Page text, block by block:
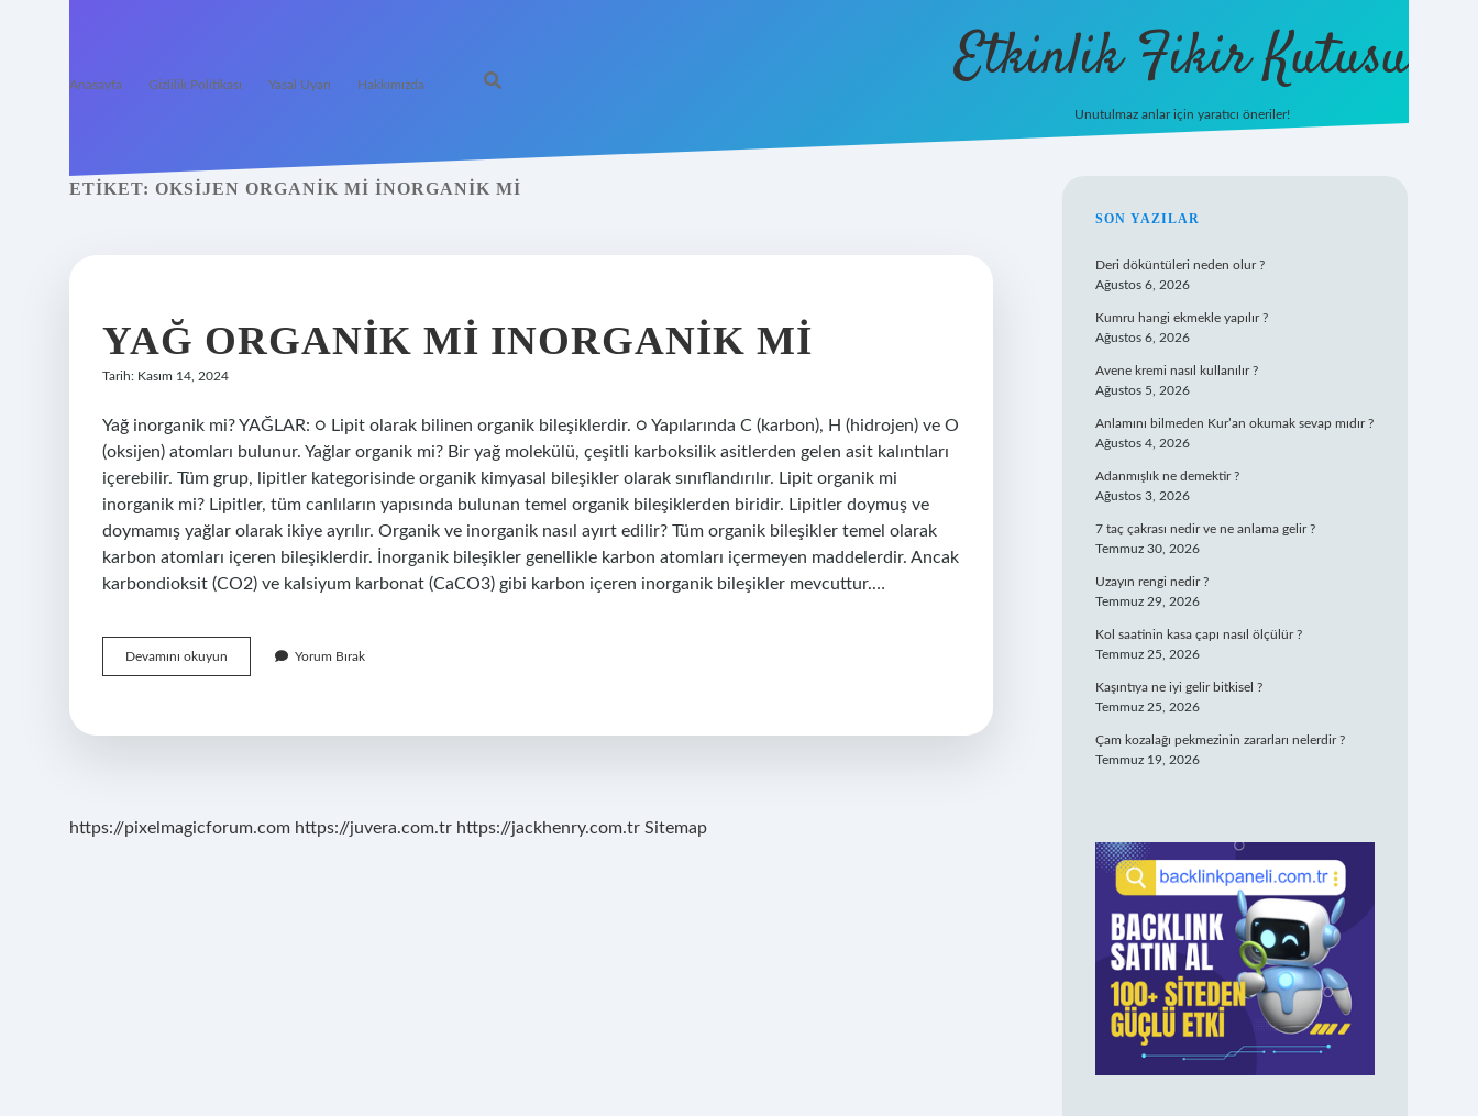
Anasayfa Gizlilik Politikası Yasal Uyarı Hakkımızda Etkinlik Fikir Kutusu
Unutulmaz anlar için yaratıcı öneriler!
ETIKET: OKSIJEN ORGANIK MI INORGANIK MI
YAĞ ORGANIK MI INORGANIK MI
Tarih: Kasım 14, 2024
Yağ inorganik mi? YAĞLAR: ○ Lipit olarak bilinen organik bileşiklerdir. ○ Yapılarında C (karbon), H (hidrojen) ve O
(oksijen) atomları bulunur. Yağlar organik mi? Bir yağ molekülü, çeşitli karboksilik asitlerden gelen asit kalıntıları
içerebilir. Tüm grup, lipitler kategorisinde organik kimyasal bileşikler olarak sınıflandırılır. Lipit organik mi
inorganik mi? Lipitler, tüm canlıların yapısında bulunan temel organik bileşiklerden biridir. Lipitler doymuş ve
doymamış yağlar olarak ikiye ayrılır. Organik ve inorganik nasıl ayırt edilir? Tüm organik bileşikler temel olarak
karbon atomları içeren bileşiklerdir. İnorganik bileşikler genellikle karbon atomları içermeyen maddelerdir. Ancak
karbondioksit (CO2) ve kalsiyum karbonat (CaCO3) gibi karbon içeren inorganik bileşikler mevcuttur.…
Devamını okuyun
Organik
Mi
Yorum Bırak
https://pixelmagicforum.com https://juvera.com.tr https://jackhenry.com.tr Sitemap
SIDEBAR
SON YAZILAR
Deri döküntüleri neden olur ?
Ağustos 6, 2026
Kumru hangi ekmekle yapılır ?
Ağustos 6, 2026
Avene kremi nasıl kullanılır ?
Ağustos 5, 2026
Anlamını bilmeden Kur’an okumak sevap mıdır ?
Ağustos 4, 2026
Adanmışlık ne demektir ?
Ağustos 3, 2026
7 taç çakrası nedir ve ne anlama gelir ?
Temmuz 30, 2026
Uzayın rengi nedir ?
Temmuz 29, 2026
Kol saatinin kasa çapı nasıl ölçülür ?
Temmuz 25, 2026
Kaşıntıya ne iyi gelir bitkisel ?
Temmuz 25, 2026
Çam kozalağı pekmezinin zararları nelerdir ?
Temmuz 19, 2026